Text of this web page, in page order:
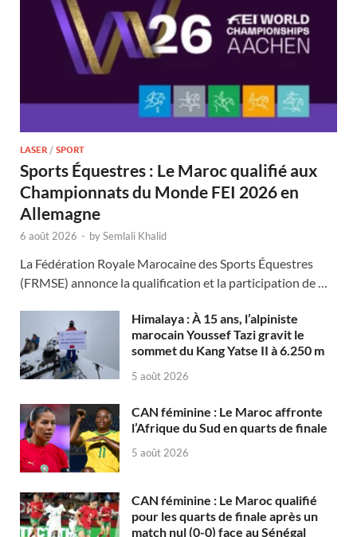
LASER / SPORT
Sports Équestres : Le Maroc qualifié aux
Championnats du Monde FEI 2026 en
Allemagne
6 août 2026 - bySemlali Khalid
La Fédération Royale Marocaine des Sports Équestres
(FRMSE) annonce la qualification et la participation de …
Himalaya : À 15 ans, l’alpiniste
marocain Youssef Tazi gravit le
sommet du Kang Yatse II à 6.250 m
5 août 2026
CAN féminine : Le Maroc affronte
l’Afrique du Sud en quarts de finale
5 août 2026
CAN féminine : Le Maroc qualifié
pour les quarts de finale après un
match nul (0-0) face au Sénégal